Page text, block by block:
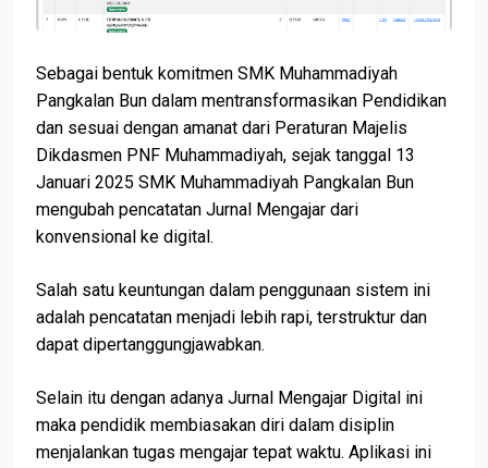
Sebagai bentuk komitmen SMK Muhammadiyah
Pangkalan Bun dalam mentransformasikan Pendidikan
dan sesuai dengan amanat dari Peraturan Majelis
Dikdasmen PNF Muhammadiyah, sejak tanggal 13
Januari 2025 SMK Muhammadiyah Pangkalan Bun
mengubah pencatatan Jurnal Mengajar dari
konvensional ke digital.
Salah satu keuntungan dalam penggunaan sistem ini
adalah pencatatan menjadi lebih rapi, terstruktur dan
dapat dipertanggungjawabkan.
Selain itu dengan adanya Jurnal Mengajar Digital ini
maka pendidik membiasakan diri dalam disiplin
menjalankan tugas mengajar tepat waktu. Aplikasi ini